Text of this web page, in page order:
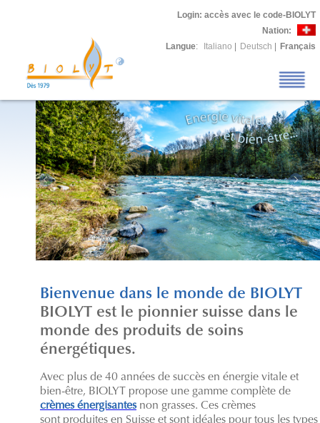
Login: accès avec le code-BIOLYT
Nation:
Langue: Italiano Deutsch Français
Bienvenue dans le monde de BIOLYT
BIOLYT est le pionnier suisse dans le
monde des produits de soins
énergétiques.
Avec plus de 40 années de succès en énergie vitale et
bien-être, BIOLYT propose une gamme complète de
crèmes énergisantesnon grasses. Ces crèmes
sont produites en Suisse et sont idéales pour tous les types